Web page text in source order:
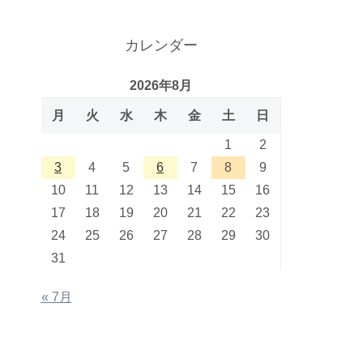
カレンダー
2026年8月
月 火 水 木 金 土 日
1
2
3
4 5 6 7 8
9
10
11 12 13 14 15
16
17
18 19 20 21 22
23
24
25 26 27 28 29
30
31
« 7月